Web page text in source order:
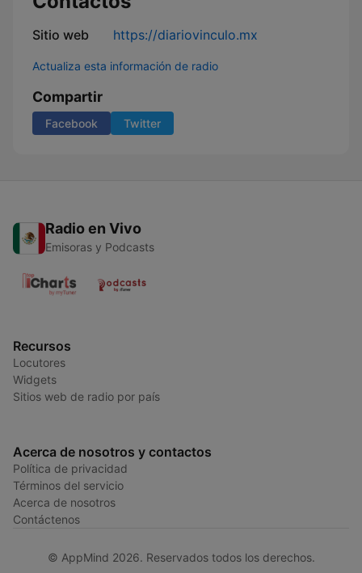
Sitio web https://diariovinculo.mx
Actualiza esta información de radio
Compartir
Facebook Twitter
Radio en Vivo
Emisoras y Podcasts
Recursos
Locutores
Widgets
Sitios web de radio por país
Acerca de nosotros y contactos
Política de privacidad
Términos del servicio
Acerca de nosotros
Contáctenos
© AppMind 2026. Reservados todos los derechos.